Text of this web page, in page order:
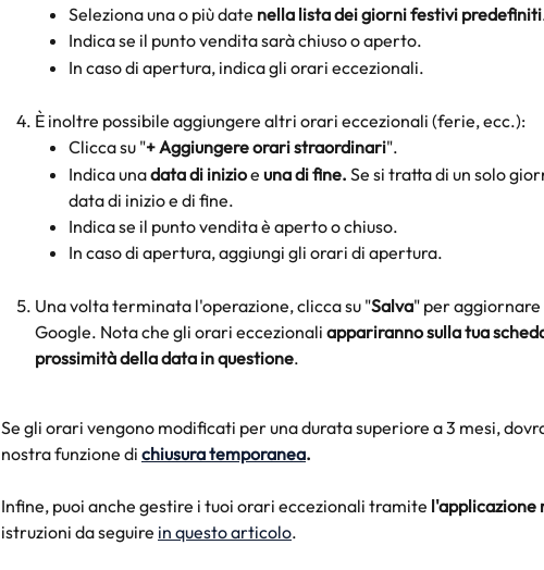
Seleziona una o più date nella lista dei giorni festivi predefiniti
Indica se il punto vendita sarà chiuso o aperto.
In caso di apertura, indica gli orari eccezionali.
È inoltre possibile aggiungere altri orari eccezionali (ferie, ecc.):
Clicca su "+ Aggiungere orari straordinari".
Indica una data di inizio e una di fine. Se si tratta di un solo
data di inizio e di fine.
Indica se il punto vendita è aperto o chiuso.
In caso di apertura, aggiungi gli orari di apertura.
Una volta terminata l'operazione, clicca su "Salva" per aggiornare
Google. Nota che gli orari eccezionali appariranno sulla tua
prossimità della data in questione.
Se gli orari vengono modificati per una durata superiore a 3 mesi,
nostra funzione di chiusura temporanea.
Infine, puoi anche gestire i tuoi orari eccezionali tramite l'applicazione
istruzioni da seguire in questo articolo.